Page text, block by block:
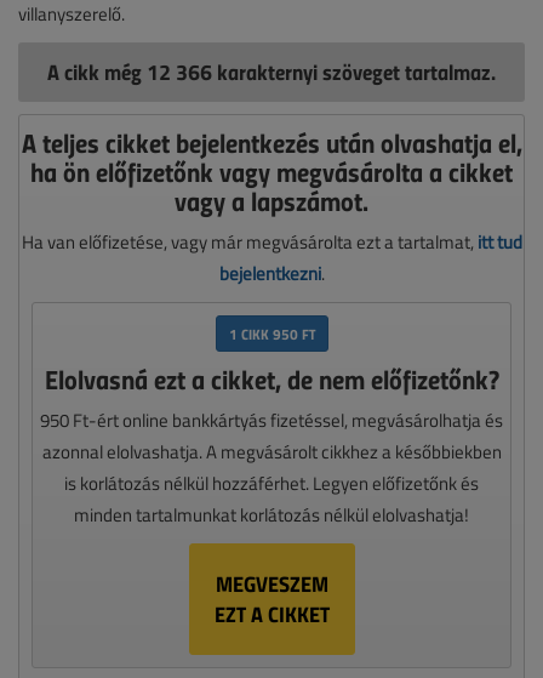
villanyszerelő.
A cikk még 12 366 karakternyi szöveget tartalmaz.
A teljes cikket bejelentkezés után olvashatja el,
ha ön előfizetőnk vagy megvásárolta a cikket
vagy a lapszámot.
Ha van előfizetése, vagy már megvásárolta ezt a tartalmat, itt tud
bejelentkezni.
1 CIKK 950 FT
Elolvasná ezt a cikket, de nem előfizetőnk?
950 Ft-ért online bankkártyás fizetéssel, megvásárolhatja és
azonnal elolvashatja. A megvásárolt cikkhez a későbbiekben
is korlátozás nélkül hozzáférhet. Legyen előfizetőnk és
minden tartalmunkat korlátozás nélkül elolvashatja!
MEGVESZEM
EZT A CIKKET